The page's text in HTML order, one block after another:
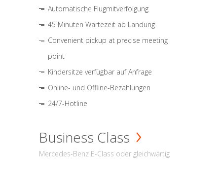
Automatische Flugmitverfolgung
45 Minuten Wartezeit ab Landung
Convenient pickup at precise meeting
point
Kindersitze verfügbar auf Anfrage
Online- und Offline-Bezahlungen
24/7-Hotline
Business Class
Mercedes-Benz E-Class oder gleichwärtig